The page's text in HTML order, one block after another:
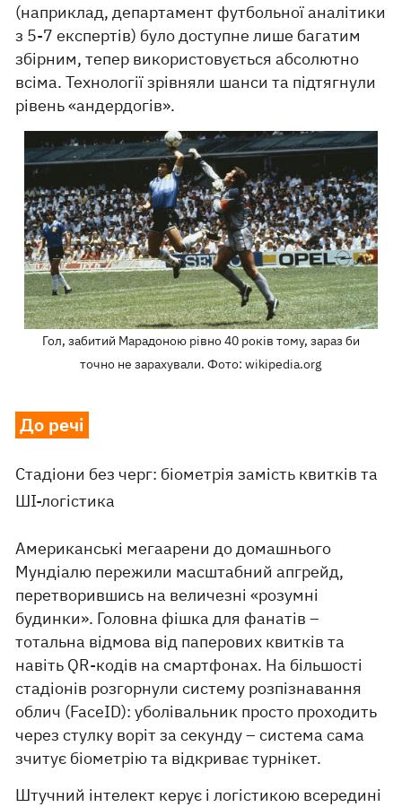
(наприклад, департамент футбольної аналітики
з 5-7 експертів) було доступне лише багатим
збірним, тепер використовується абсолютно
всіма. Технології зрівняли шанси та підтягнули
рівень «андердогів».
Гол, забитий Марадоною рівно 40 років тому, зараз би
точно не зарахували. Фото: wikipedia.org
До речі
Стадіони без черг: біометрія замість квитків та
ШІ-логістика
Американські мегаарени до домашнього
Мундіалю пережили масштабний апгрейд,
перетворившись на величезні «розумні
будинки». Головна фішка для фанатів –
тотальна відмова від паперових квитків та
навіть QR-кодів на смартфонах. На більшості
стадіонів розгорнули систему розпізнавання
облич (FaceID): уболівальник просто проходить
через стулку воріт за секунду – система сама
зчитує біометрію та відкриває турнікет.
Штучний інтелект керує і логістикою всередині